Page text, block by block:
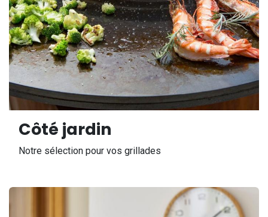
Côté jardin
Notre sélection pour vos grillades